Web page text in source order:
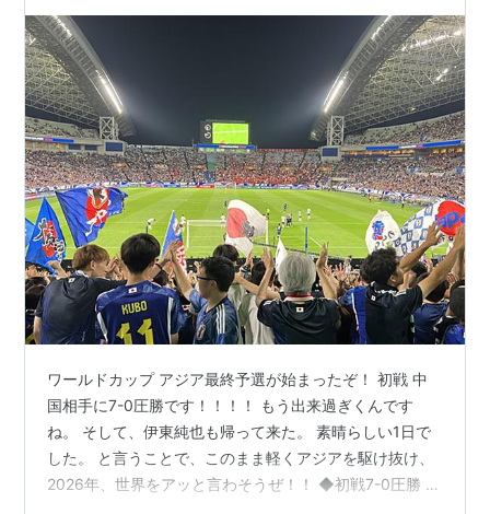
ワールドカップ アジア最終予選が始まったぞ！ 初戦 中
国相手に7-0圧勝です！！！！ もう出来過ぎくんです
ね。 そして、伊東純也も帰って来た。 素晴らしい1日で
した。 と言うことで、このまま軽くアジアを駆け抜け、
2026年、世界をアッと言わそうぜ！！ ◆初戦7-0圧勝 ◆